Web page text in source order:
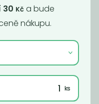
30 Kč a bude
nákupu.